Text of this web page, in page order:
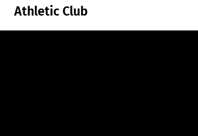
Athletic Club